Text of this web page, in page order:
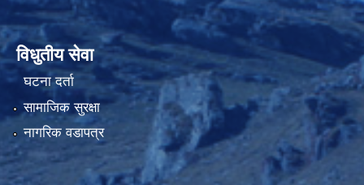
विधुतीय सेवा
घटना दर्ता
सामाजिक सुरक्षा
नागरिक वडापत्र